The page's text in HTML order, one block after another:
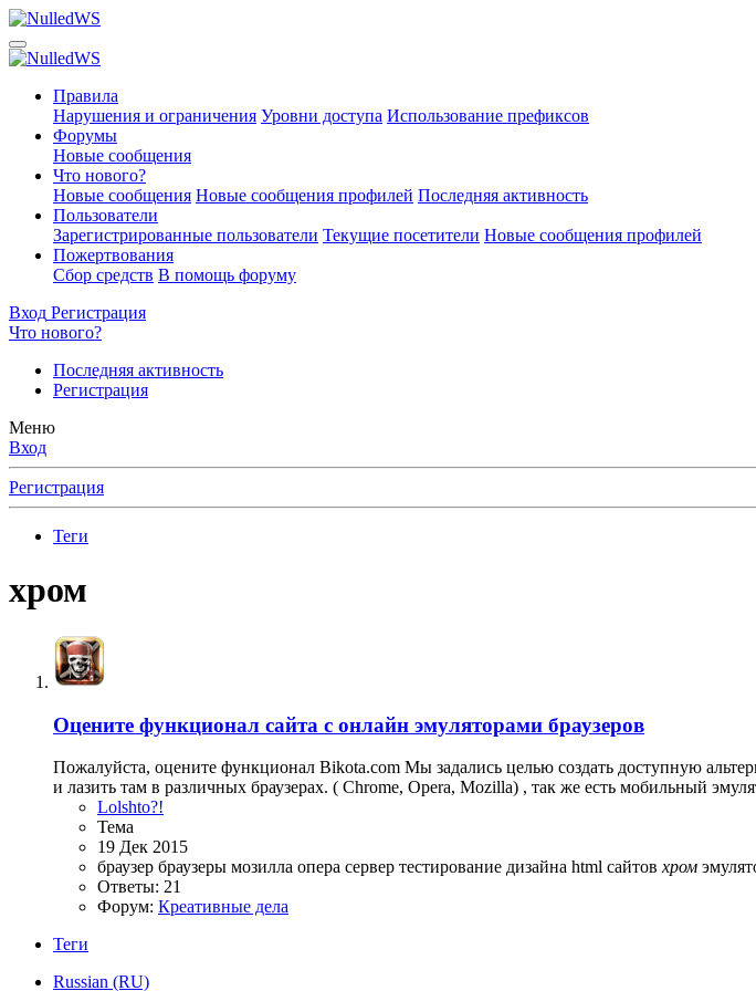
Правила
Нарушения и ограничения Уровни доступа Использование префиксов
Форумы
Новые сообщения
Что нового?
Новые сообщения Новые сообщения профилей Последняя активность
Пользователи
Зарегистрированные пользователи Текущие посетители Новые сообщения профилей
Пожертвования
Сбор средств В помощь форуму
Вход Регистрация
Что нового?
Последняя активность
Регистрация
Меню
Вход
Регистрация
Теги
хром
Оцените функционал сайта с онлайн эмуляторами браузеров
Пожалуйста, оцените функционал Bikota.com Мы задались целью создать доступную
и лазить там в различных браузерах. ( Chrome, Opera, Mozilla) , так же есть мобильный
Lolshto?!
Тема
19 Дек 2015
браузер браузеры мозилла опера сервер тестирование дизайна html сайтов хром
Ответы: 21
Форум: Креативные дела
Теги
Russian (RU)